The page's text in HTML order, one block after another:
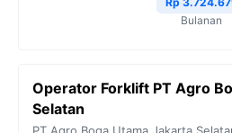
Bulanan
Operator Forklift PT Agro
Selatan